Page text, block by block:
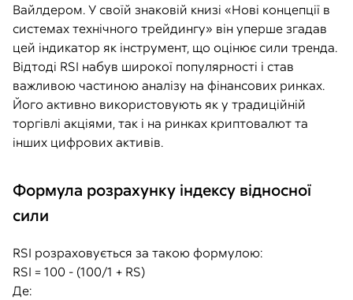
Вайлдером. У своїй знаковій книзі «Нові концепції в
системах технічного трейдингу» він уперше згадав
цей індикатор як інструмент, що оцінює сили тренда.
Відтоді RSI набув широкої популярності і став
важливою частиною аналізу на фінансових ринках.
Його активно використовують як у традиційній
торгівлі акціями, так і на ринках криптовалют та
інших цифрових активів.
Формула розрахунку індексу відносної
сили
RSI розраховується за такою формулою:
RSI = 100 - (100/1 + RS)
Де: